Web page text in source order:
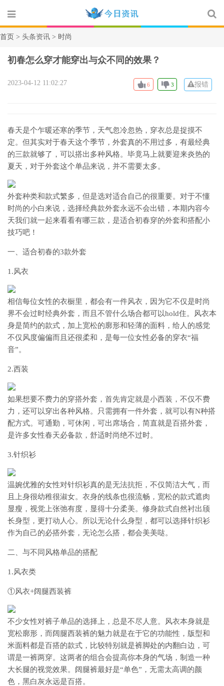
首页 > 头条资讯 > 时尚
初春怎么穿才能穿出与众不同的效果？
6 3 报错
2023-04-12 11:02:27
春天是个乍暖还寒的季节，天气忽冷忽热，穿衣总是捉摸不
定。但其实对于春天这个季节，外套真的不用过多，有最经典
的三款就够了，可以搭出多种风格。毕竟马上就要迎来炎热的
夏天，对于外套这个单品来说，并不需要太多。
外套种类和款式繁多，但是选对适合自己的很重要。对于不懂
时尚的小白来说，选择经典款外套永远不会出错，本期内容今
天我们就一起来看看有哪三款，是适合初春穿的外套和搭配小
技巧吧！
一、适合初春的3款外套
1.风衣
相信每位女性的衣橱里，都会有一件风衣，因为它不仅是时尚
界不会过时经典外套，而且不管什么场合都可以hold住。风衣本
身是简约的款式，加上宽松的廓形和轻薄的面料，给人的感觉
不仅风度偏偏而且还很柔和，是每一位女性必备的穿衣“福
音”。
2.西装
如果想要不费力的穿搭外套，首先肯定就是小西装，不仅不费
力，还可以穿出各种风格。只需拥有一件外套，就可以有N种搭
配方式。可通勤，可休闲，可出席场合，简直就是百搭外套，
是许多女性春天必备款，舒适时尚绝不过时。
3.针织衫
温婉优雅的女性对针织衫真的是无法抗拒，不仅简洁大气，而
且上身很幼稚很淑女。衣身的线条也很流畅，宽松的款式遮肉
显瘦，视觉上张弛有度，显得十分柔美。修身款式自然衬出颀
长身型，更打动人心。所以无论什么身型，都可以选择针织衫
作为自己的必搭外套，无论怎么搭，都会美美哒。
二、与不同风格单品的搭配
1.风衣类
①风衣+阔腿西装裤
不少女性对裤子单品的选择上，总是不尽人意。风衣本身就是
宽松廓形，而阔腿西装裤的魅力就是在于它的功能性，版型和
米面料都是百搭的款式，比较特别就是裤脚处的内翻白边，可
谓是一裤两穿。这两者的组合会提高你本身的气场，制造一种
大长腿的视觉效果。阔腿裤最好是“单色”，无需太高调的颜
色，黑白灰永远是百搭。